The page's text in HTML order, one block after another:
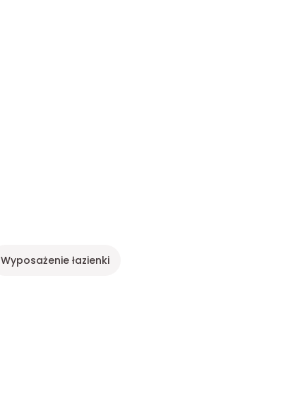
Wyposażenie łazienki